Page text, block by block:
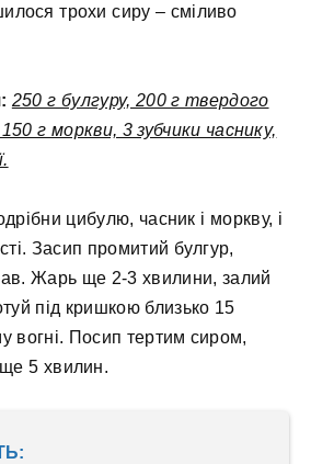
трохи сиру – сміливо
250 г булгуру, 200 г твердого
г моркви, 3 зубчики часнику,
цибулю, часник і моркву, і
Засип промитий булгур,
Жарь ще 2-3 хвилини, залий
під кришкою близько 15
вогні. Посип тертим сиром,
5 хвилин.